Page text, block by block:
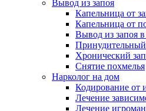
Вывод из запоя
Капельница от
Капельница от
Вывод из запоя
Хронический
Снятие похмелья
Нарколог на дом
Кодирование от
Лечение
Лечение